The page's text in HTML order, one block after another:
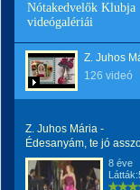
Nótakedvelők Klubja
videógalériái
Z. Juhos
126 videó
Z. Juhos Mária -
Édesanyám, te jó
8 éve